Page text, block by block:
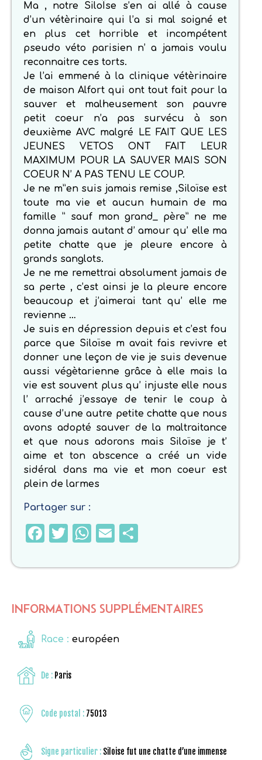
Ma , notre SiloÏse s’en ai allé à cause
d’un vétèrinaire qui l’a si mal soigné et
en plus cet horrible et incompétent
pseudo véto parisien n’ a jamais voulu
reconnaitre ces torts.
Je l’ai emmené à la clinique vétèrinaire
de maison Alfort qui ont tout fait pour la
sauver et malheusement son pauvre
petit coeur n’a pas survécu à son
deuxième AVC malgré LE FAIT QUE LES
JEUNES VETOS ONT FAIT LEUR
MAXIMUM POUR LA SAUVER MAIS SON
COEUR N’ A PAS TENU LE COUP.
Je ne m”en suis jamais remise ,Siloïse est
toute ma vie et aucun humain de ma
famille ” sauf mon grand_ père” ne me
donna jamais autant d’ amour qu’ elle ma
petite chatte que je pleure encore à
grands sanglots.
Je ne me remettrai absolument jamais de
sa perte , c’est ainsi je la pleure encore
beaucoup et j’aimerai tant qu’ elle me
revienne …
Je suis en dépression depuis et c’est fou
parce que Siloïse m avait fais revivre et
donner une leçon de vie je suis devenue
aussi végètarienne grâce à elle mais la
vie est souvent plus qu’ injuste elle nous
l’ arraché j’essaye de tenir le coup à
cause d’une autre petite chatte que nous
avons adopté sauver de la maltraitance
et que nous adorons mais Siloïse je t’
aime et ton abscence a créé un vide
sidéral dans ma vie et mon coeur est
plein de larmes
Partager sur :
Facebook
Twitter
WhatsApp
Email
INFORMATIONS SUPPLÉMENTAIRES
Race : européen
De : Paris
Code postal : 75013
Signe particulier : Siloise fut une chatte d’une immense